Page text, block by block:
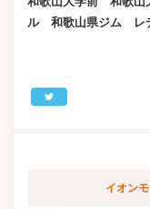
ル 和歌山県ジム レ
イオン